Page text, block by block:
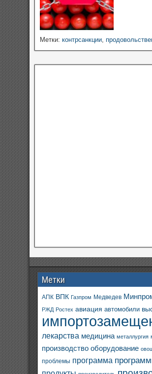
Метки: контрсанкции,
Метки
АПК ВПК Газпром Медведев
РЖД Ростех авиация автомобили
лекарства медицина металлургия
производство оборудование
проблемы программа